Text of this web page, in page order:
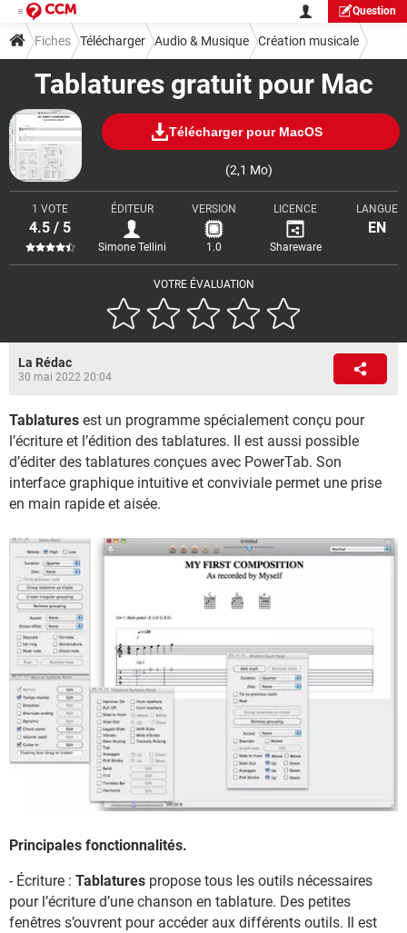
Question
Tablatures gratuit pour Mac
Télécharger pour MacOS
(2,1 Mo)
VOTRE ÉVALUATION
1 VOTE
4.5 / 5
ÉDITEUR
Simone Tellini
VERSION
1.0
LICENCE
Shareware
LANGUE
EN
Fiches Télécharger Audio & Musique Création musicale
La Rédac
30 mai 2022 20:04
Tablatures est un programme spécialement conçu pour
l’écriture et l’édition des tablatures. Il est aussi possible
d’éditer des tablatures conçues avec PowerTab. Son
interface graphique intuitive et conviviale permet une prise
en main rapide et aisée.
Principales fonctionnalités.
- Écriture : Tablatures propose tous les outils nécessaires
pour l’écriture d’une chanson en tablature. Des petites
fenêtres s’ouvrent pour accéder aux différents outils. Il est